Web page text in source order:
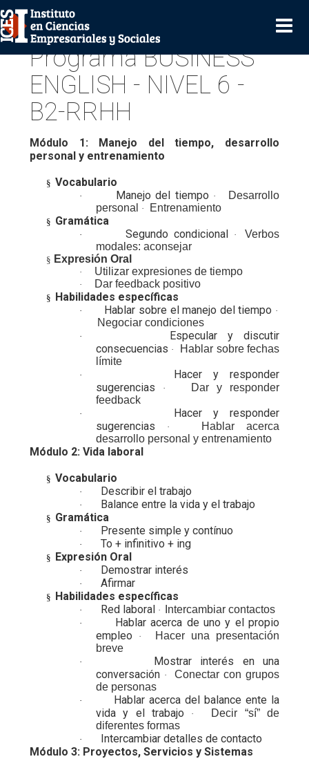
Programa BUSINESS
ENGLISH - NIVEL 6 -
B2-RRHH
Módulo 1: Manejo del tiempo, desarrollo
personal y entrenamiento
§ Vocabulario
· Manejo del tiempo ·
Desarrollo
personal
· Entrenamiento
§ Gramática
· Segundo condicional ·
Verbos
modales: aconsejar
§ Expresión Oral
· Utilizar expresiones de tiempo
· Dar feedback positivo
§ Habilidades específicas
· Hablar sobre el manejo del tiempo ·
Negociar condiciones
·
Especular y discutir
consecuencias ·
Hablar sobre fechas
límite
·
Hacer y responder
sugerencias
·
Dar y responder
feedback
·
Hacer y responder
sugerencias
·
Hablar acerca
desarrollo personal y entrenamiento
Módulo 2: Vida laboral
§ Vocabulario
· Describir el trabajo
· Balance entre la vida y el trabajo
§ Gramática
· Presente simple y contínuo
· To + infinitivo + ing
§ Expresión Oral
· Demostrar interés
· Afirmar
§ Habilidades específicas
· Red laboral · Intercambiar contactos
·
Hablar acerca de uno y el propio
empleo
·
Hacer una presentación
breve
·
Mostrar interés en una
conversación ·
Conectar con grupos
de personas
·
Hablar acerca del balance ente la
vida y el trabajo
·
Decir “sí” de
diferentes formas
·
Intercambiar detalles de contacto
Módulo 3: Proyectos, Servicios y Sistemas